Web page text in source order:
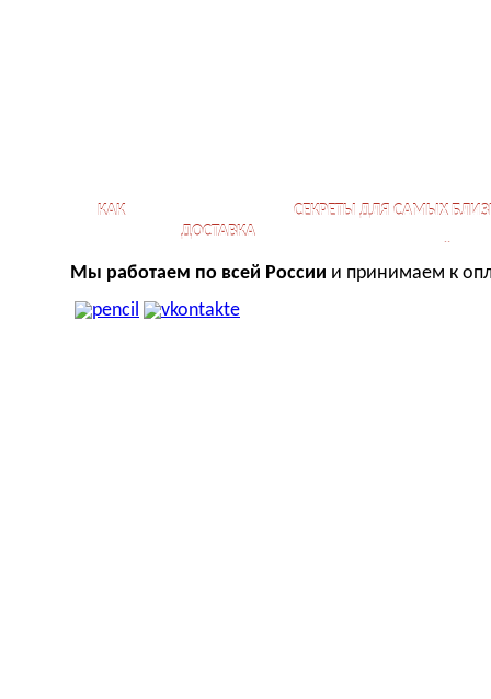
КАК
ДОСТАВКА
СЕКРЕТЫ ДЛЯ САМЫХ
Мы работаем по всей России и принимаем к